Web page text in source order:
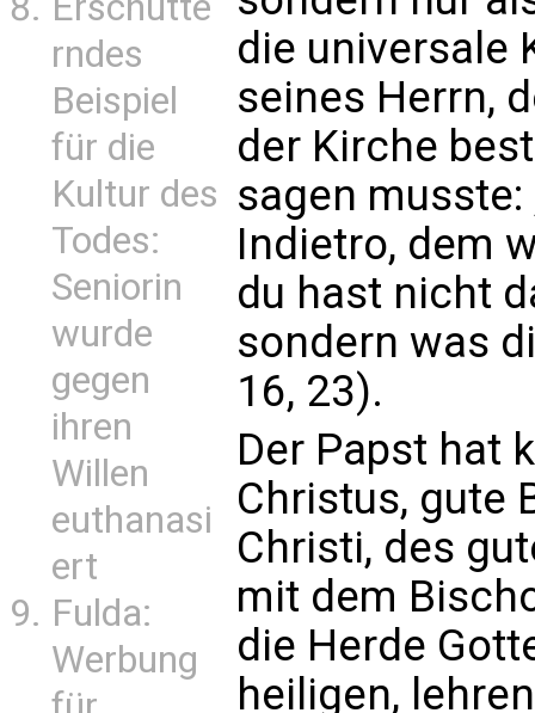
rndes
Beispiel
für die
Kultur des
Todes:
Seniorin
wurde
gegen
ihren
Willen
euthanasi
ert
Fulda:
Werbung
die universale
seines Herrn,
der Kirche
sagen
Indietro, dem
du hast nicht
sondern was
16, 23).
Der Papst hat
Christus, gute
Christi, des
mit dem
die Herde
heiligen,